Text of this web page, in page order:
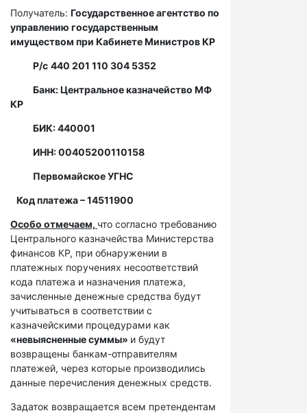
Получатель: Государственное агентство по
управлению государственным
имуществом при Кабинете Министров КР
Р/с 440 201 110 304 5352
Банк: Центральное казначейство МФ
КР
БИК: 440001
ИНН: 00405200110158
Первомайское УГНС
Код платежа – 14511900
Особо отмечаем, что согласно требованию
Центрального казначейства Министерства
финансов КР, при обнаружении в
платежных поручениях несоответствий
кода платежа и назначения платежа,
зачисленные денежные средства будут
учитываться в соответствии с
казначейскими процедурами как
«невыясненные суммы» и будут
возвращены банкам-отправителям
платежей, через которые производились
данные перечисления денежных средств.
Задаток возвращается всем претендентам